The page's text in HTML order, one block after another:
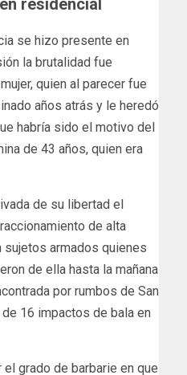
residencial
se hizo presente en
la brutalidad fue
quien al parecer fue
años atrás y le heredó
habría sido el motivo del
de 43 años, quien era
de su libertad el
de alta
armados quienes
de ella hasta la mañana
por rumbos de San
16 impactos de bala en
grado de barbarie en que